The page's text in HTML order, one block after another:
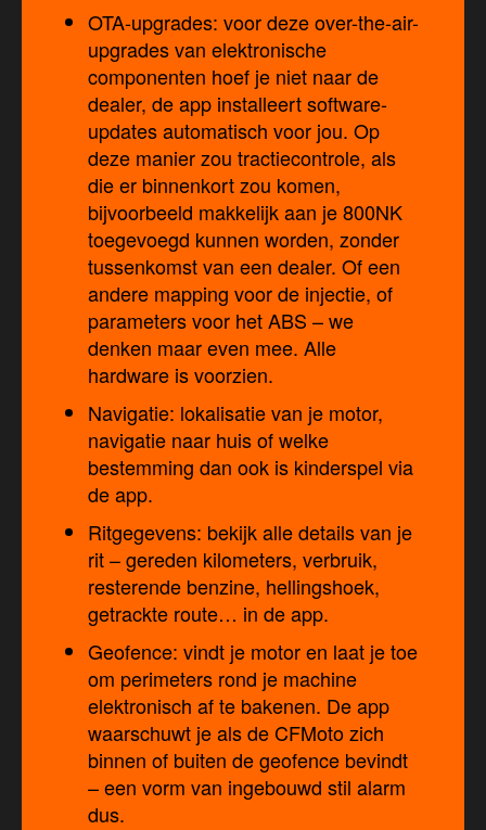
OTA-upgrades: voor deze over-the-air-
upgrades van elektronische
componenten hoef je niet naar de
dealer, de app installeert software-
updates automatisch voor jou. Op
deze manier zou tractiecontrole, als
die er binnenkort zou komen,
bijvoorbeeld makkelijk aan je 800NK
toegevoegd kunnen worden, zonder
tussenkomst van een dealer. Of een
andere mapping voor de injectie, of
parameters voor het ABS – we
denken maar even mee. Alle
hardware is voorzien.
Navigatie: lokalisatie van je motor,
navigatie naar huis of welke
bestemming dan ook is kinderspel via
de app.
Ritgegevens: bekijk alle details van je
rit – gereden kilometers, verbruik,
resterende benzine, hellingshoek,
getrackte route… in de app.
Geofence: vindt je motor en laat je toe
om perimeters rond je machine
elektronisch af te bakenen. De app
waarschuwt je als de CFMoto zich
binnen of buiten de geofence bevindt
– een vorm van ingebouwd stil alarm
dus.